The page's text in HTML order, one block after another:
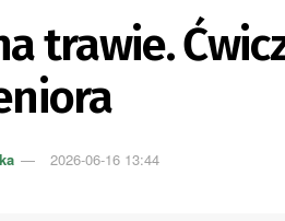
trawie.
2026-06-16 13:44